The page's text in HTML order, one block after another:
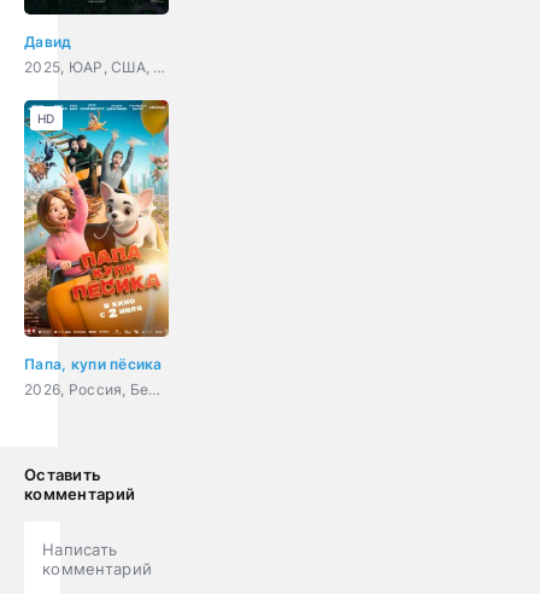
Давид
2025, ЮАР, США, мультфильм, мюзикл, драма, приключения, семейный
Папа, купи пёсика
2026, Россия, Беларусь, мультфильм, семейный, приключения
HD
Оставить
комментарий
Написать
комментарий